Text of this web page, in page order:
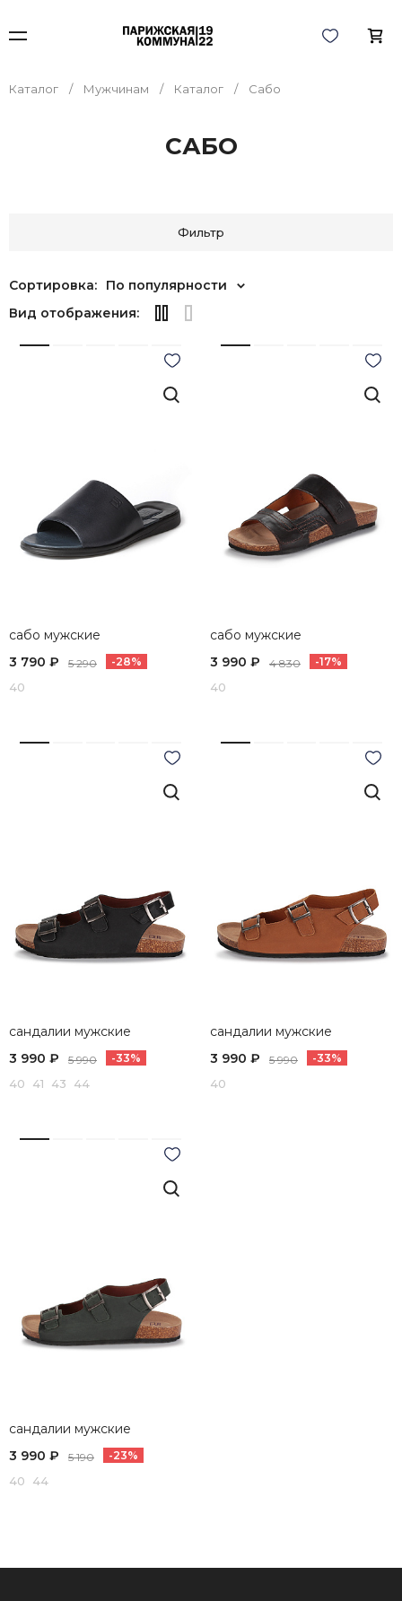
Каталог Мужчинам Каталог Сабо
САБО
Фильтр
Сортировка:
По популярности
Вид отображения:
сабо мужские
3 790 ₽
5 290 -28%
40
сабо мужские
3 990 ₽
4 830 -17%
40
сандалии мужские
3 990 ₽
5 990 -33%
40 41 43 44
сандалии мужские
3 990 ₽
5 990 -33%
40
сандалии мужские
3 990 ₽
5 190 -23%
40 44